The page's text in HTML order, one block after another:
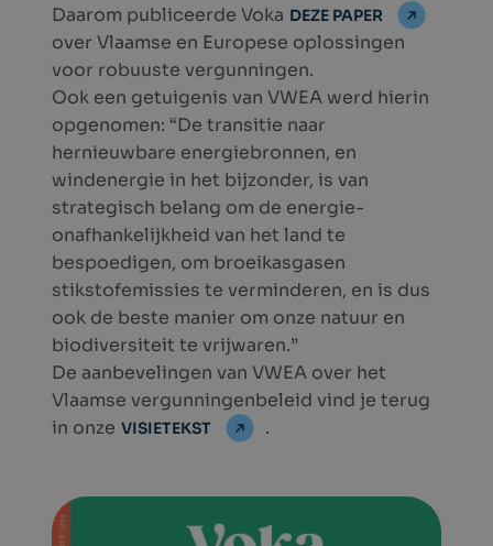
Daarom publiceerde Voka DEZE PAPER
over Vlaamse en Europese oplossingen
voor robuuste vergunningen.
Ook een getuigenis van VWEA werd hierin
opgenomen: “De transitie naar
hernieuwbare energiebronnen, en
windenergie in het bijzonder, is van
strategisch belang om de energie-
onafhankelijkheid van het land te
bespoedigen, om broeikasgasen
stikstofemissies te verminderen, en is dus
ook de beste manier om onze natuur en
biodiversiteit te vrijwaren.”
De aanbevelingen van VWEA over het
Vlaamse vergunningenbeleid vind je terug
in onze VISIETEKST .